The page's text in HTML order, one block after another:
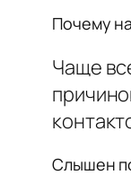
Почему
Чаще
Слышен